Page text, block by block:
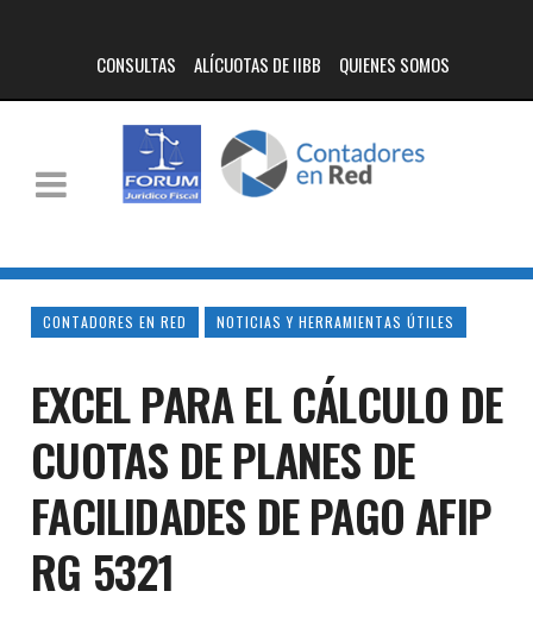
CONSULTAS ALÍCUOTAS DE IIBB QUIENES SOMOS
CONTADORES EN RED NOTICIAS Y HERRAMIENTAS ÚTILES
EXCEL PARA EL CÁLCULO DE
CUOTAS DE PLANES DE
FACILIDADES DE PAGO AFIP
RG 5321